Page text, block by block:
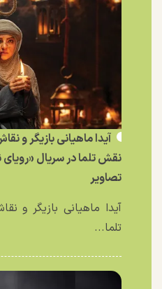
آیدا ماهیانی بازیگر و
نقش تلما در سریال
تصاویر
آیدا ماهیانی بازیگر و
تلما...